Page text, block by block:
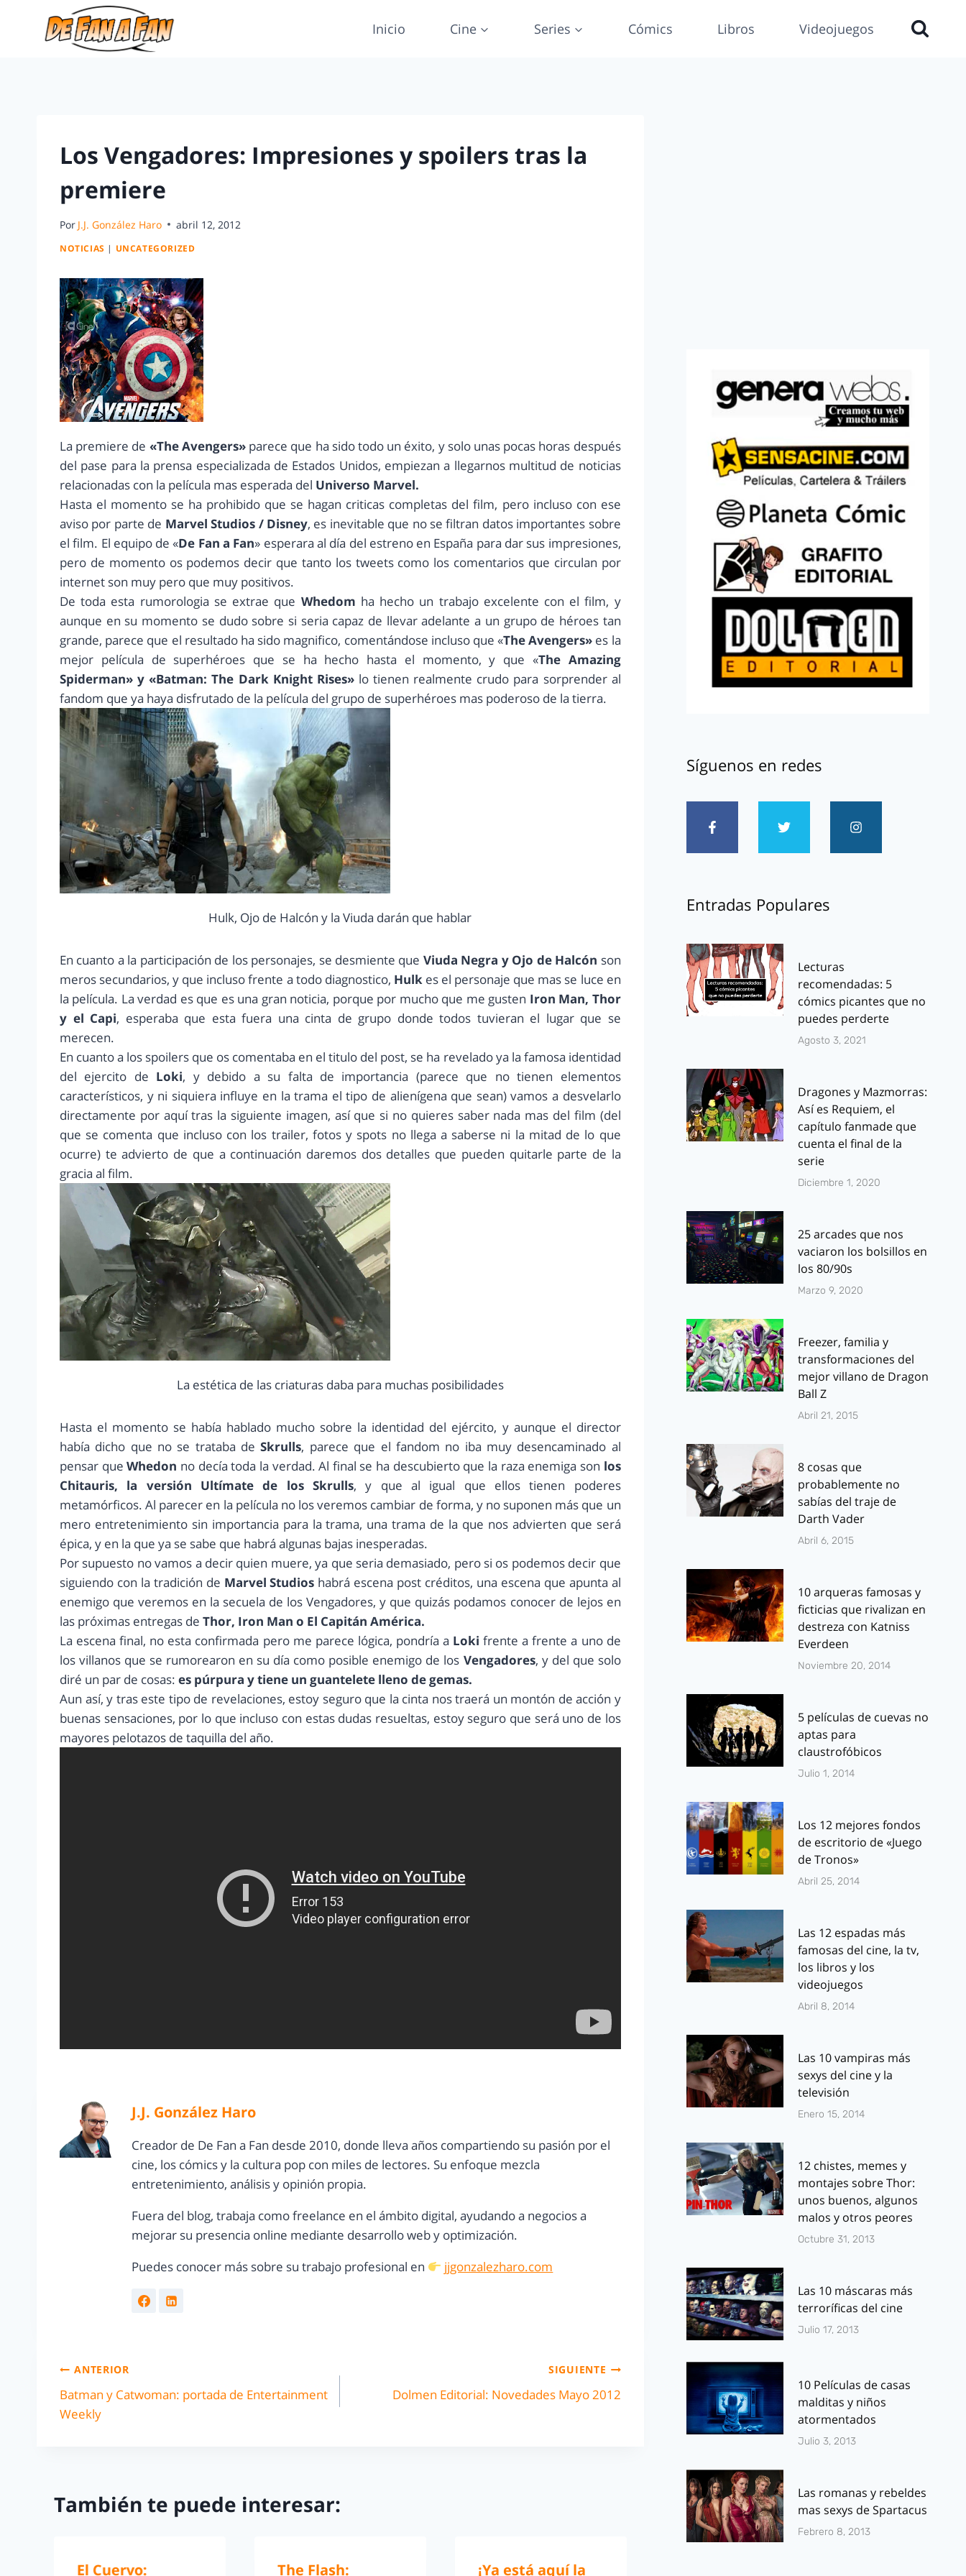
Inicio Cine Series Cómics Libros Videojuegos
Los Vengadores: Impresiones y spoilers tras la
premiere
Por J.J. González Haro abril 12, 2012
NOTICIAS | UNCATEGORIZED
La premiere de «The Avengers»parece que ha sido todo un éxito, y solo unas pocas horas después
del pase para la prensa especializada de Estados Unidos, empiezan a llegarnos multitud de noticias
relacionadas con la película mas esperada del Universo Marvel.
Hasta el momento se ha prohibido que se hagan criticas completas del film, pero incluso con ese
aviso por parte de Marvel Studios / Disney, es inevitable que no se filtran datos importantes sobre
el film. El equipo de «De Fan a Fan» esperara al día del estreno en España para dar sus impresiones,
pero de momento os podemos decir que tanto los tweets como los comentarios que circulan por
internet son muy pero que muy positivos.
De toda esta rumorologia se extrae que Whedom ha hecho un trabajo excelente con el film, y
aunque en su momento se dudo sobre si seria capaz de llevar adelante a un grupo de héroes tan
grande, parece que el resultado ha sido magnifico, comentándose incluso que «The Avengers» es la
mejor película de superhéroes que se ha hecho hasta el momento, y que «The Amazing
Spiderman» y «Batman: The Dark Knight Rises»lo tienen realmente crudo para sorprender al
fandom que ya haya disfrutado de la película del grupo de superhéroes mas poderoso de la tierra.
Hulk, Ojo de Halcón y la Viuda darán que hablar
En cuanto a la participación de los personajes, se desmiente que Viuda Negra y Ojo de Halcón son
meros secundarios, y que incluso frente a todo diagnostico, Hulkes el personaje que mas se luce en
la película. La verdad es que es una gran noticia, porque por mucho que me gusten Iron Man, Thor
y el Capi, esperaba que esta fuera una cinta de grupo donde todos tuvieran el lugar que se
merecen.
En cuanto a los spoilers que os comentaba en el titulo del post, se ha revelado ya la famosa identidad
del ejercito de Loki, y debido a su falta de importancia (parece que no tienen elementos
característicos, y ni siquiera influye en la trama el tipo de alienígena que sean) vamos a desvelarlo
directamente por aquí tras la siguiente imagen, así que si no quieres saber nada mas del film (del
que se comenta que incluso con los trailer, fotos y spots no llega a saberse ni la mitad de lo que
ocurre) te advierto de que a continuación daremos dos detalles que pueden quitarle parte de la
gracia al film.
La estética de las criaturas daba para muchas posibilidades
Hasta el momento se había hablado mucho sobre la identidad del ejército, y aunque el director
había dicho que no se trataba deSkrulls, parece que el fandom no iba muy desencaminado al
pensar queWhedon no decía toda la verdad. Al final se ha descubierto que la raza enemiga son los
Chitauris, la versión Ultímate de los Skrulls, y que al igual que ellos tienen poderes
metamórficos. Al parecer en la película no los veremos cambiar de forma, y no suponen más que un
mero entretenimiento sin importancia para la trama, una trama de la que nos advierten que será
épica, y en la que ya se sabe que habrá algunas bajas inesperadas.
Por supuesto no vamos a decir quien muere, ya que seria demasiado, pero si os podemos decir que
siguiendo con la tradición de Marvel Studios habrá escena post créditos, una escena que apunta al
enemigo que veremos en la secuela de los Vengadores, y que quizás podamos conocer de lejos en
las próximas entregas de Thor, Iron Man o El Capitán América.
La escena final, no esta confirmada pero me parece lógica, pondría a Loki frente a frente a uno de
los villanos que se rumorearon en su día como posible enemigo de los Vengadores, y del que solo
diré un par de cosas: es púrpura y tiene un guantelete lleno de gemas.
Aun así, y tras este tipo de revelaciones, estoy seguro que la cinta nos traerá un montón de acción y
buenas sensaciones, por lo que incluso con estas dudas resueltas, estoy seguro que será uno de los
mayores pelotazos de taquilla del año.
J.J. González Haro
Creador de De Fan a Fan desde 2010, donde lleva años compartiendo su pasión por el
cine, los cómics y la cultura pop con miles de lectores. Su enfoque mezcla
entretenimiento, análisis y opinión propia.
Fuera del blog, trabaja como freelance en el ámbito digital, ayudando a negocios a
mejorar su presencia online mediante desarrollo web y optimización.
Puedes conocer más sobre su trabajo profesional en
jjgonzalezharo.com
ANTERIOR
Batman y Catwoman: portada de Entertainment
Weekly
SIGUIENTE
Dolmen Editorial: Novedades Mayo 2012
También te puede interesar:
El Cuervo: The Flash: ¡Ya está aquí la
Síguenos en redes
Entradas Populares
Lecturas
recomendadas: 5
cómics picantes que no
puedes perderte
Agosto 3, 2021
Dragones y Mazmorras:
Así es Requiem, el
capítulo fanmade que
cuenta el final de la
serie
Diciembre 1, 2020
25 arcades que nos
vaciaron los bolsillos en
los 80/90s
Marzo 9, 2020
Freezer, familia y
transformaciones del
mejor villano de Dragon
Ball Z
Abril 21, 2015
8 cosas que
probablemente no
sabías del traje de
Darth Vader
Abril 6, 2015
10 arqueras famosas y
ficticias que rivalizan en
destreza con Katniss
Everdeen
Noviembre 20, 2014
5 películas de cuevas no
aptas para
claustrofóbicos
Julio 1, 2014
Los 12 mejores fondos
de escritorio de «Juego
de Tronos»
Abril 25, 2014
Las 12 espadas más
famosas del cine, la tv,
los libros y los
videojuegos
Abril 8, 2014
Las 10 vampiras más
sexys del cine y la
televisión
Enero 15, 2014
12 chistes, memes y
montajes sobre Thor:
unos buenos, algunos
malos y otros peores
Octubre 31, 2013
Las 10 máscaras más
terroríficas del cine
Julio 17, 2013
10 Películas de casas
malditas y niños
atormentados
Julio 3, 2013
Las romanas y rebeldes
mas sexys de Spartacus
Febrero 8, 2013